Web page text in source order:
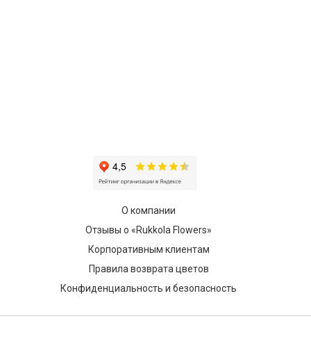
О компании
Отзывы о «Rukkola Flowers»
Корпоративным клиентам
Правила возврата цветов
Конфиденциальность и безопасность